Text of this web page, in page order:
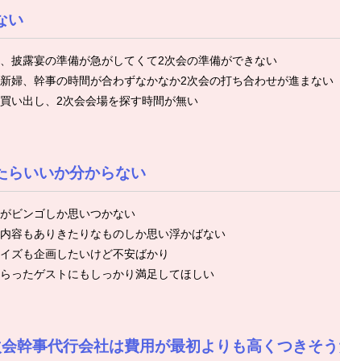
い
披露宴の準備が急がしてくて2次会の準備ができない
婦、幹事の時間が合わずなかなか2次会の打ち合わせが進まない
い出し、2次会会場を探す時間が無い
らいいか分からない
ビンゴしか思いつかない
容もありきたりなものしか思い浮かばない
ズも企画したいけど不安ばかり
ったゲストにもしっかり満足してほしい
幹事代行会社は費用が最初よりも高くつきそ